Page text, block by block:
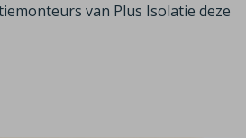
van Plus Isolatie deze